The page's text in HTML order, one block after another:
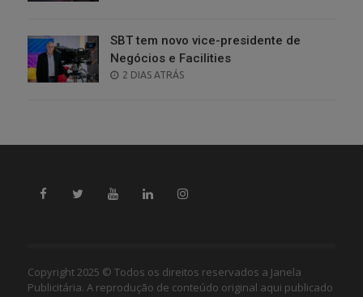
SBT tem novo vice-presidente de
Negócios e Facilities
POSTED
2 DIAS ATRÁS
Copyright 2025 © Todos os direitos reservados a Janela
Publicitária. A reprodução de conteúdo original aqui publicado